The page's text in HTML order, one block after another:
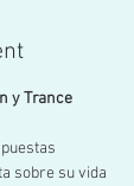
y Trance
sobre su vida